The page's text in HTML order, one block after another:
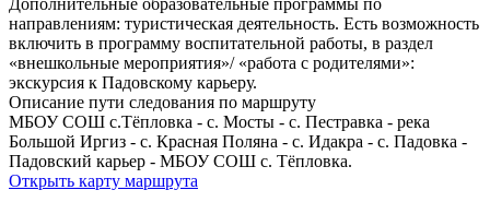
направлениям: туристическая деятельность. Есть возможность
включить в программу воспитательной работы, в раздел
«внешкольные мероприятия»/ «работа с родителями»:
экскурсия к Падовскому карьеру.
Описание пути следования по маршруту
МБОУ СОШ с.Тёпловка - с. Мосты - с. Пестравка - река
Большой Иргиз - с. Красная Поляна - с. Идакра - с. Падовка -
Падовский карьер - МБОУ СОШ с. Тёпловка.
Открыть карту маршрута